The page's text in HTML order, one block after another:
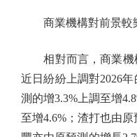
商業機構對前景較
相對而言，商業機
近日紛紛上調對2026
測的增3.3%上調至增
至增4.6%；渣打也由